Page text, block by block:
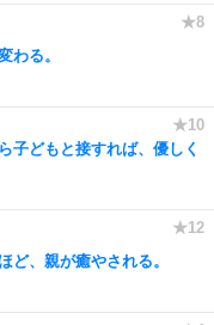
わる。
子どもと接すれば、優しく
ど、親が癒やされる。